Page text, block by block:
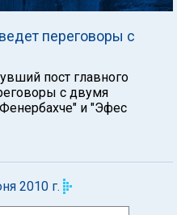
переговоры с
пост главного
с двумя
и "Эфес
2010 г.